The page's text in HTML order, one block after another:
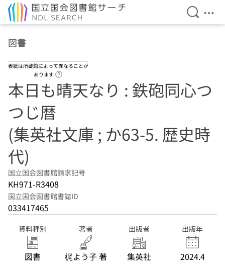
検索を
メ
図書
表紙は所蔵館によって異なることが
あります
本日も晴天なり : 鉄砲同心つ
つじ暦
(集英社文庫 ; か63-5. 歴史時
代)
国立国会図書館請求記号
KH971-R3408
国立国会図書館書誌ID
033417465
資料種別
図書
著者
梶よう子 著
出版者
集英社
出版年
2024.4